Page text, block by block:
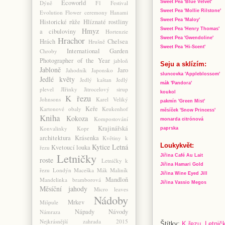
Sweet Pea 'Blue Velvet'
Sweet Pea 'Mollie Rilstone'
Sweet Pea 'Maloy'
Sweet Pea 'Henry Thomas'
Sweet Pea 'Gwendoline'
Sweet Pea 'Hi-Scent'
Seju a sklízím:
sluncovka 'Appleblossom'
mák 'Pandora'
koukol
pakmín 'Green Mist'
měsíček 'Snow Princess'
monarda citrónová
paprska
Loukykvět:
Jiřina Café Au Lait
Jiřina Hamari Gold
Jiřina Wine Eyed Jill
Jiřina Vassio Megos
Štítky: K řezu
Dýně Ecoworld F1
Festival
Evolution Flower ceremony Hanami
Historické růže Hlíznaté rostliny
a cibuloviny
Hmyz Hortenzie
Hrách Hrachor Hrušně Chelsea
Chroby
International Garden
Photographer of the Year jabloň
Jabloně Jahodník Japonsko Jaro
Jedlé květy Jedlý kaštan
Jedlý
plevel
JIřinky
Jitrocelový sirup
Johnsons
K řezu
Karel Veliký
Kartonové obaly
Keře Keukenhof
Kniha Kokoza
Kompostování
Konvalinky
Kopr
Krajinářská
architektura Krásenka Květiny k
řezu Kvetoucí louka Kytice Letná
roste Letničky
Letničky k
řezu Londýn Maceška Mák Maliník
Mandelinka bramborová
Mandloň
Měsíční jahody
Micro leaves
Mišpule
Mrkev Nádoby
Námraza Nápady Návody
Nejkrásnější zahrada 2015